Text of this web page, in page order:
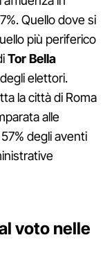
Quello dove si
più periferico
Tor Bella
elettori.
la città di Roma
alle
degli aventi
voto nelle